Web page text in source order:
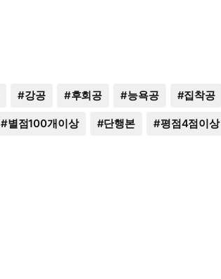
#강공 #후회공 #능욕공 #집착공
#별점100개이상 #단행본 #평점4점이상